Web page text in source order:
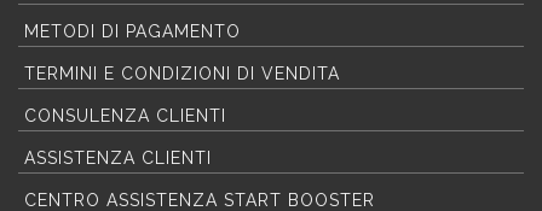
METODI DI PAGAMENTO
TERMINI E CONDIZIONI DI VENDITA
CONSULENZA CLIENTI
ASSISTENZA CLIENTI
CENTRO ASSISTENZA START BOOSTER